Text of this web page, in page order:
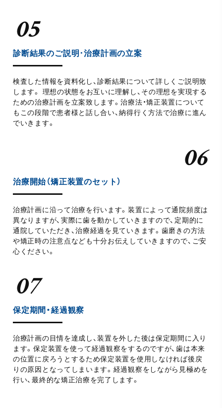
診断結果のご説明･治療計画の立案
検査した情報を資料化し、診断結果について詳しくご説明致
します。 理想の状態をお互いに理解し、その理想を実現する
ための治療計画を立案致します。治療法・矯正装置について
もこの段階で患者様と話し合い、納得行く方法で治療に進ん
でいきます。
治療開始（矯正装置のセット）
治療計画に沿って治療を行います。装置によって通院頻度は
異なりますが、実際に歯を動かしていきますので、定期的に
通院していただき、治療経過を見ていきます。歯磨きの方法
や矯正時の注意点なども十分お伝えしていきますので、ご安
心ください。
保定期間・経過観察
治療計画の目情を達成し、装置を外した後は保定期間に入り
ます。保定装置を使って経過観察をするのですが、歯は本来
の位置に戻ろうとするため保定装置を使用しなければ後戻
りの原因となってしまいます。経過観察をしながら見極めを
行い、最終的な矯正治療を完了します。